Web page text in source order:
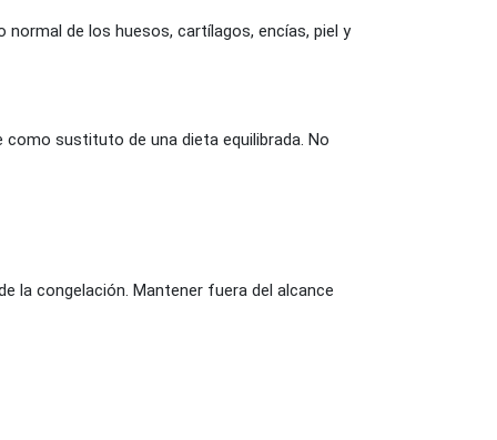
de los huesos, cartílagos, encías, piel y
sustituto de una dieta equilibrada. No
la congelación. Mantener fuera del alcance